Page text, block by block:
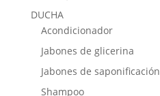
DUCHA
Acondicionador
Jabones de glicerina
Jabones de saponificación
Shampoo